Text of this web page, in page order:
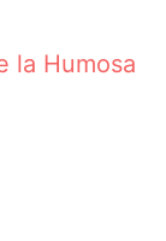
la Humosa